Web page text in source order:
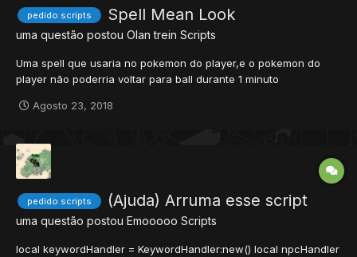
pedido scripts Spell Mean Look
uma questão postou Olan trein Scripts
Uma spell que usaria no pokemon do player,e o pokemon do
player não poderria voltar para ball durante 1 minuto
Agosto 23, 2018
pedido scripts (Ajuda) Arruma esse script
uma questão postou Emooooo Scripts
local keywordHandler = KeywordHandler:new() local npcHandler